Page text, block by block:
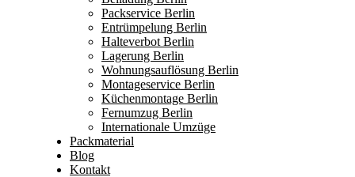
Packservice Berlin
Entrümpelung Berlin
Halteverbot Berlin
Lagerung Berlin
Wohnungsauflösung Berlin
Montageservice Berlin
Küchenmontage Berlin
Fernumzug Berlin
Internationale Umzüge
Packmaterial
Blog
Kontakt